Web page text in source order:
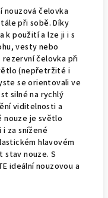
nouzová čelovka
při sobě. Díky
k použití a lze ji i s
vesty nebo
rezervní čelovka při
(nepřetržité i
se orientovali ve
silné na rychlý
viditelnosti a
nouze je světlo
za snížené
hlavovém
stav nouze. S
ideální nouzovou a